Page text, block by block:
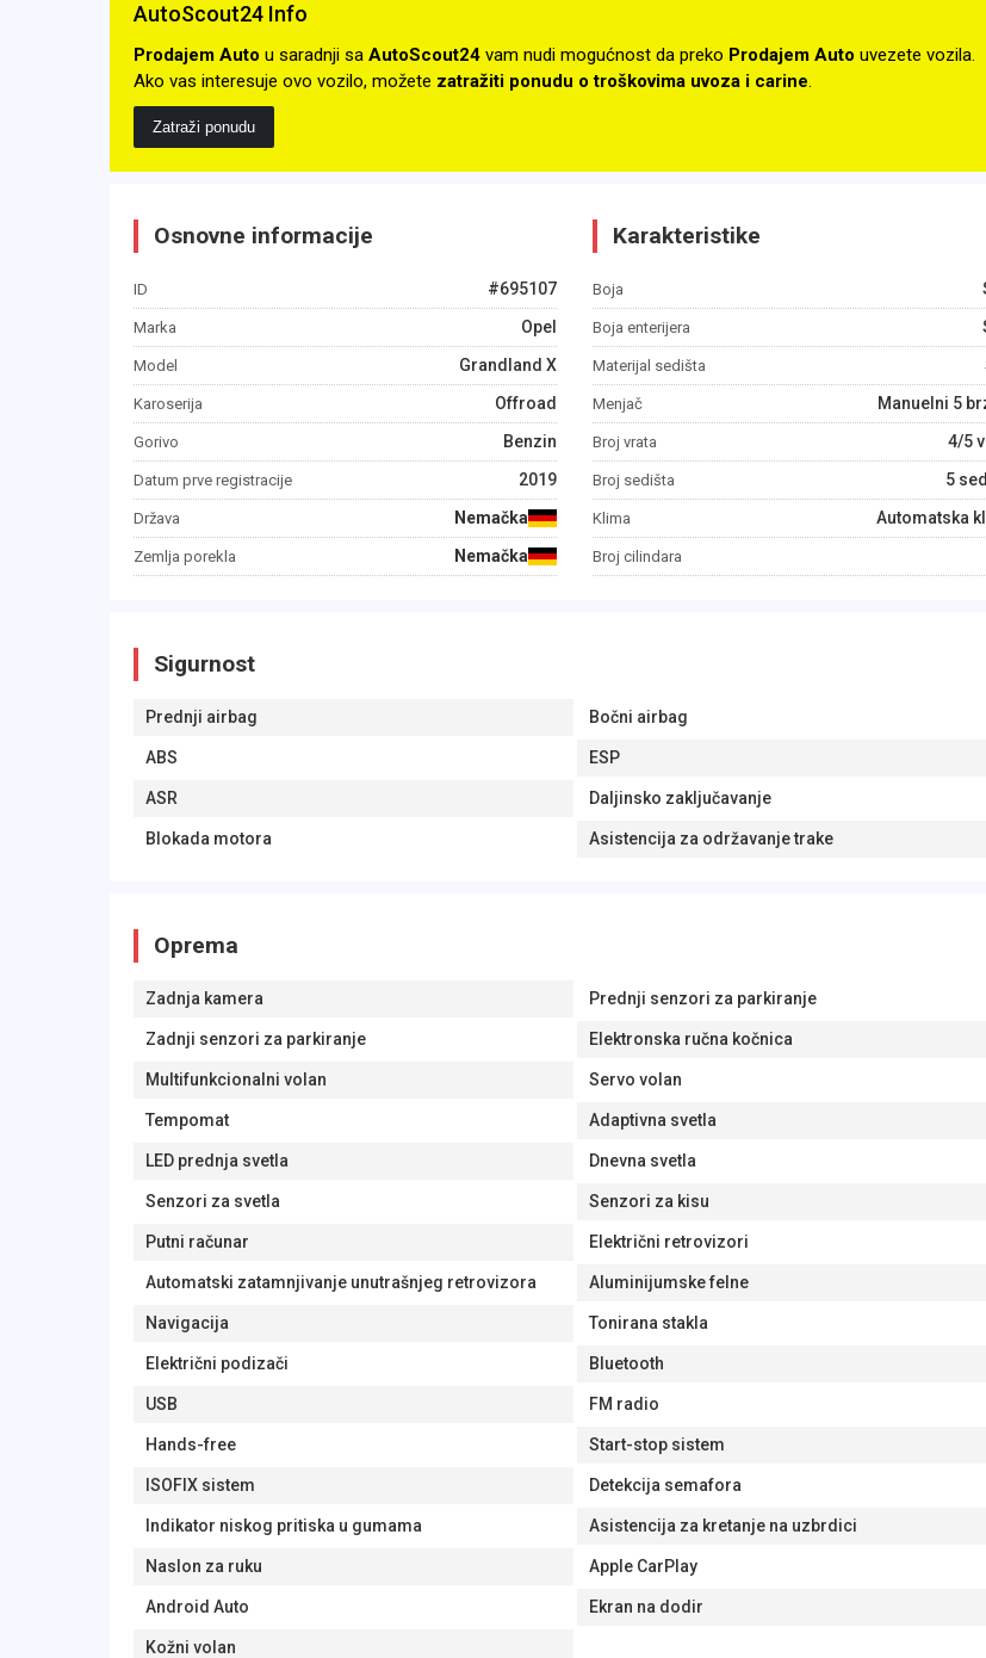
AutoScout24 Info
Prodajem Auto u saradnji sa AutoScout24 vam nudi mogućnost da preko Prodajem Auto uvezete vozila.
Ako vas interesuje ovo vozilo, možete zatražiti ponudu o troškovima uvoza i carine.
Zatraži ponudu
Osnovne informacije
ID #695107
Marka Opel
Model Grandland X
Karoserija Offroad
Gorivo Benzin
Datum prve registracije 2019
Država Nemačka
Zemlja porekla Nemačka
Karakteristike
Boja
Boja enterijera
Materijal sedišta
Menjač Manuelni 5
Broj vrata 4/5
Broj sedišta 5
Klima Automatska
Broj cilindara
Sigurnost
Prednji airbag Bočni airbag
ABS ESP
ASR Daljinsko zaključavanje
Blokada motora Asistencija za održavanje trake
Oprema
Zadnja kamera Prednji senzori za parkiranje
Zadnji senzori za parkiranje Elektronska ručna kočnica
Multifunkcionalni volan Servo volan
Tempomat Adaptivna svetla
LED prednja svetla Dnevna svetla
Senzori za svetla Senzori za kisu
Putni računar Električni retrovizori
Automatski zatamnjivanje unutrašnjeg retrovizora Aluminijumske felne
Navigacija Tonirana stakla
Električni podizači Bluetooth
USB FM radio
Hands-free Start-stop sistem
ISOFIX sistem Detekcija semafora
Indikator niskog pritiska u gumama Asistencija za kretanje na uzbrdici
Naslon za ruku Apple CarPlay
Android Auto Ekran na dodir
Kožni volan